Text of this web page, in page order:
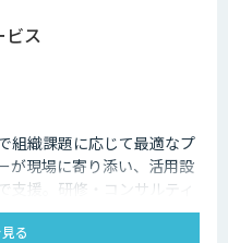
ビス
組織課題に応じて最適なプ
が現場に寄り添い、活用設
援。研修・コンサルティ
ご提案します。
る